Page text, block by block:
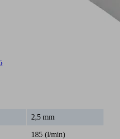
2,5 mm
185 (l/min)